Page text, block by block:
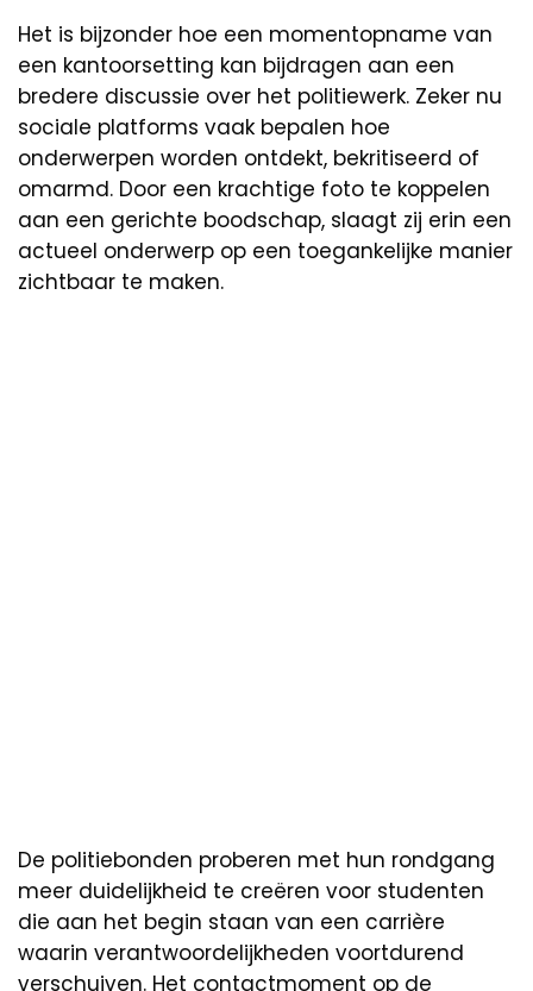
Het is bijzonder hoe een momentopname van
een kantoorsetting kan bijdragen aan een
bredere discussie over het politiewerk. Zeker nu
sociale platforms vaak bepalen hoe
onderwerpen worden ontdekt, bekritiseerd of
omarmd. Door een krachtige foto te koppelen
aan een gerichte boodschap, slaagt zij erin een
actueel onderwerp op een toegankelijke manier
zichtbaar te maken.
De politiebonden proberen met hun rondgang
meer duidelijkheid te creëren voor studenten
die aan het begin staan van een carrière
waarin verantwoordelijkheden voortdurend
verschuiven. Het contactmoment op de